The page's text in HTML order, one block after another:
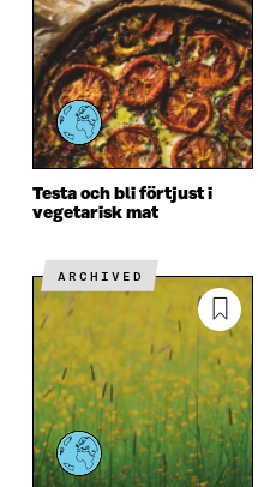
Testa och bli förtjust i
vegetarisk mat
ARCHIVED